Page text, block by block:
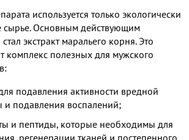
используется только экологически
сырье. Основным действующим
экстракт маральего корня. Это
комплекс полезных для мужского
подавления активности вредной
подавления воспалений;
и пептиды, которые необходимы для